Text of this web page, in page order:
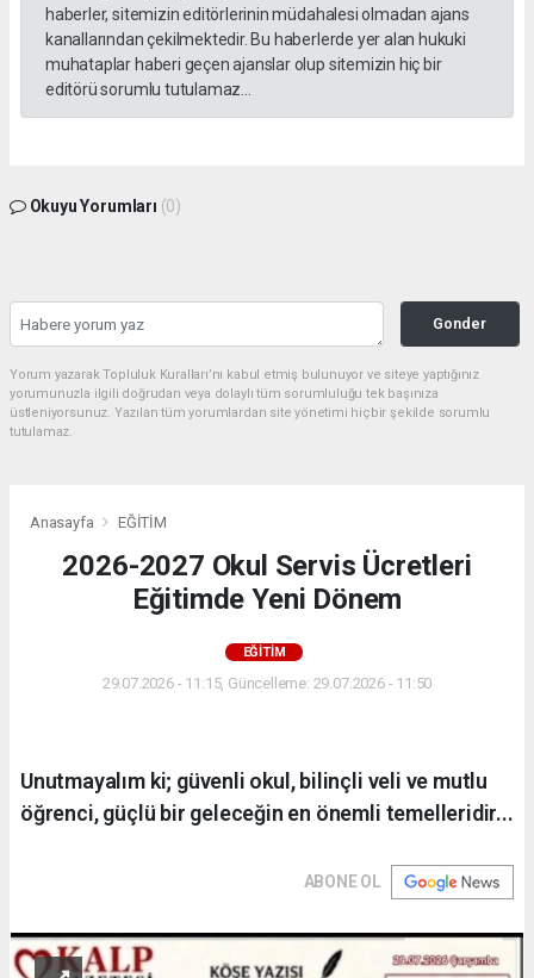
haberler, sitemizin editörlerinin müdahalesi olmadan ajans
kanallarından çekilmektedir. Bu haberlerde yer alan hukuki
muhataplar haberi geçen ajanslar olup sitemizin hiç bir
editörü sorumlu tutulamaz...
Okuyu Yorumları (0)
Gonder
Yorum yazarak Topluluk Kuralları’nı kabul etmiş bulunuyor ve siteye yaptığınız
yorumunuzla ilgili doğrudan veya dolaylı tüm sorumluluğu tek başınıza
üstleniyorsunuz. Yazılan tüm yorumlardan site yönetimi hiçbir şekilde sorumlu
tutulamaz.
Anasayfa EĞİTİM
2026-2027 Okul Servis Ücretleri
Eğitimde Yeni Dönem
EĞİTİM
29.07.2026 - 11:15, Güncelleme: 29.07.2026 - 11:50
Unutmayalım ki; güvenli okul, bilinçli veli ve mutlu
öğrenci, güçlü bir geleceğin en önemli temelleridir...
ABONE OL